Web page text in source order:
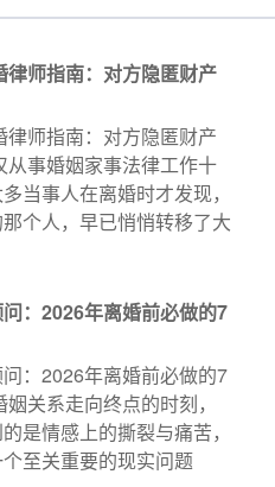
律师指南：对方隐匿财产
师指南：对方隐匿财产
从事婚姻家事法律工作十
当事人在离婚时才发现，
个人，早已悄悄转移了大
：2026年离婚前必做的7
：2026年离婚前必做的7
关系走向终点的时刻，
是情感上的撕裂与痛苦，
至关重要的现实问题